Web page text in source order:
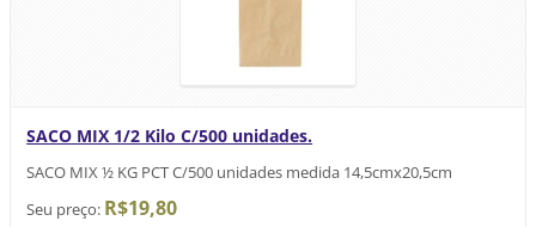
SACO MIX 1/2 Kilo C/500 unidades.
SACO MIX ½ KG PCT C/500 unidades medida 14,5cmx20,5cm
Seu preço: R$19,80